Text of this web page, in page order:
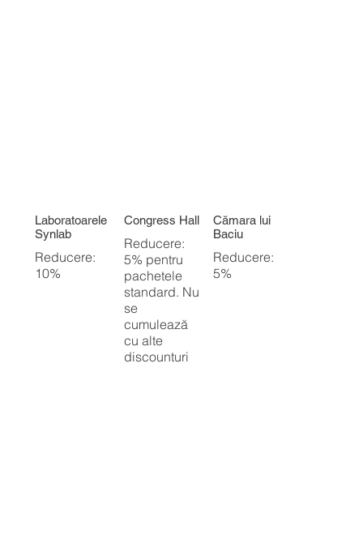
Laboratoarele
Synlab
Reducere:
10%
Congress Hall
Reducere:
5% pentru
pachetele
standard. Nu
se
cumulează
cu alte
discounturi
Cămara lui
Baciu
Reducere:
5%